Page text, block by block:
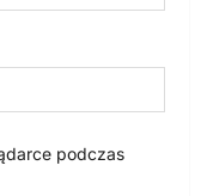
podczas